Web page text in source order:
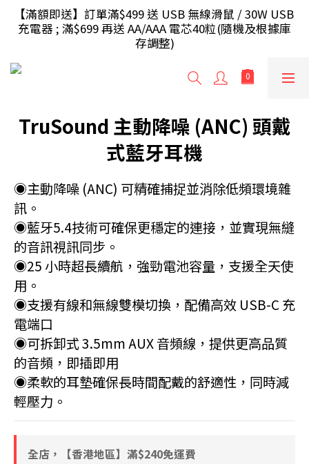
【滿額即送】訂單滿$499 送 USB 無線滑鼠 / 30W USB
充電器 ; 滿$699 再送 AA/AAA 電芯40粒(隨機及根據庫
存調整)
充電器 ; 滿$699 再送 AA/AAA 電芯40粒(隨機及根據庫
存調整)
轉插(隨機及根據庫存調整)
HK$20；【澳門地區】滿HK$300免運費，少於將收取
運費HK$30
【滿額即送】訂單滿$499 送 USB 無線滑鼠 / 30W USB
充電器 ; 滿$699 再送 AA/AAA 電芯40粒(隨機及根據庫
存調整)
TruSound 主動降噪 (ANC) 頭戴
式藍牙耳機
◉主動降噪 (ANC) 可精確捕捉並消除低頻環境雜
訊。
◉藍牙5.4技術可確保更穩定的連接，並實現無縫
的音訊視訊同步。
◉25 小時超長續航，強勁電池容量，支援全天使
用。
◉支援有線和無線雙模切換，配備高效 USB-C 充
電端口
◉可拆卸式 3.5mm AUX 音頻線，提供更高品質
的音頻，即插即用
◉柔軟的耳墊確保長時間配戴的舒適性，同時減
輕壓力。
全店，【香港地區】滿$240免運費